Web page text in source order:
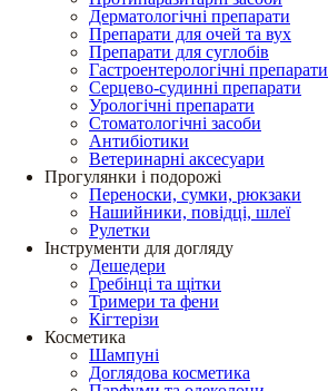
Дерматологічні препарати
Препарати для очей та вух
Препарати для суглобів
Гастроентерологічні препарати
Серцево-судинні препарати
Урологічні препарати
Стоматологічні засоби
Антибіотики
Ветеринарні аксесуари
Прогулянки і подорожі
Переноски, сумки, рюкзаки
Нашийники, повідці, шлеї
Рулетки
Інструменти для догляду
Дешедери
Гребінці та щітки
Тримери та фени
Кігтерізи
Косметика
Шампуні
Доглядова косметика